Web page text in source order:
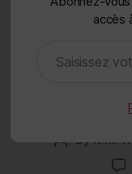
leur
PostBy K.M.
accès